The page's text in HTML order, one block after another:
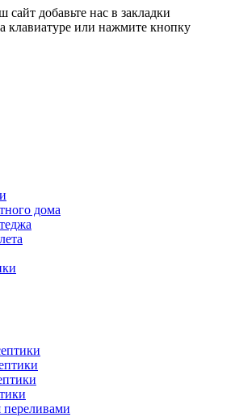
сайт добавьте нас в закладки
клавиатуре или нажмите кнопку
дома